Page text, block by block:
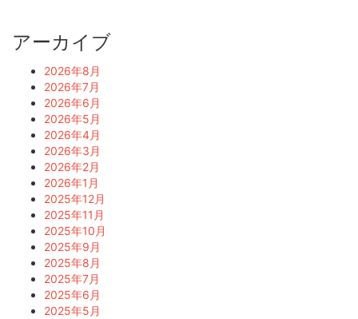
アーカイブ
2026年8月
2026年7月
2026年6月
2026年5月
2026年4月
2026年3月
2026年2月
2026年1月
2025年12月
2025年11月
2025年10月
2025年9月
2025年8月
2025年7月
2025年6月
2025年5月